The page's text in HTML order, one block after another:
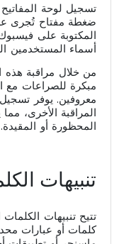
ضغطة مفتاح تُجرى
المكتوبة على
أسماء المستخدمين
من خلال مراقبة هذه
مبكرة للصراعات مع
معروفين. يوفر
المراقبة الأخرى،
المحظورة أو المقيدة.
تنبيهات
كلمات أو عبارات